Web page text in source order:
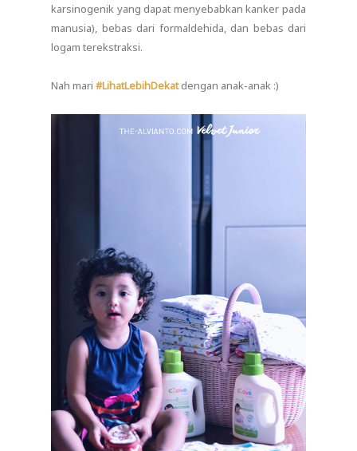
karsinogenik yang dapat menyebabkan kanker pada
manusia), bebas dari formaldehida, dan bebas dari
logam terekstraksi.
Nah mari #LihatLebihDekatdengan anak-anak :)